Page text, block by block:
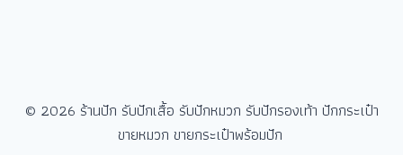
© 2026 ร้านปัก รับปักเสื้อ รับปักหมวก รับปักรองเท้า ปักกระเป๋า
ขายหมวก ขายกระเป๋าพร้อมปัก